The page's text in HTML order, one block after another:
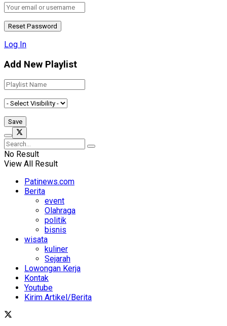
Log In
Add New Playlist
No Result
View All Result
Patinews.com
Berita
event
Olahraga
politik
bisnis
wisata
kuliner
Sejarah
Lowongan Kerja
Kontak
Youtube
Kirim Artikel/Berita